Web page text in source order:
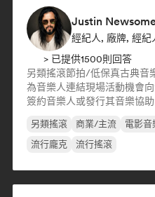
經紀人, 廠牌, 經紀
> 已提供1500則回答
另類搖滾節拍/低保真古典音
為音樂人連結現場活動機會
簽約音樂人或發行其音樂協
另類搖滾 商業/主流 電影音
流行龐克
流行搖滾